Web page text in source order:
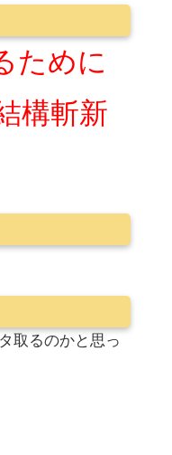
ために
構斬新
取るのかと思っ